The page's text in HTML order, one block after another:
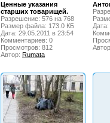
Ценные указания
старших товарищей.
Разрешение: 576 на 768
Размер файла: 173.0 КБ
Дата: 29.05.2011 в 23:54
Комментариев: 0
Просмотров: 812
Автор: Rumata